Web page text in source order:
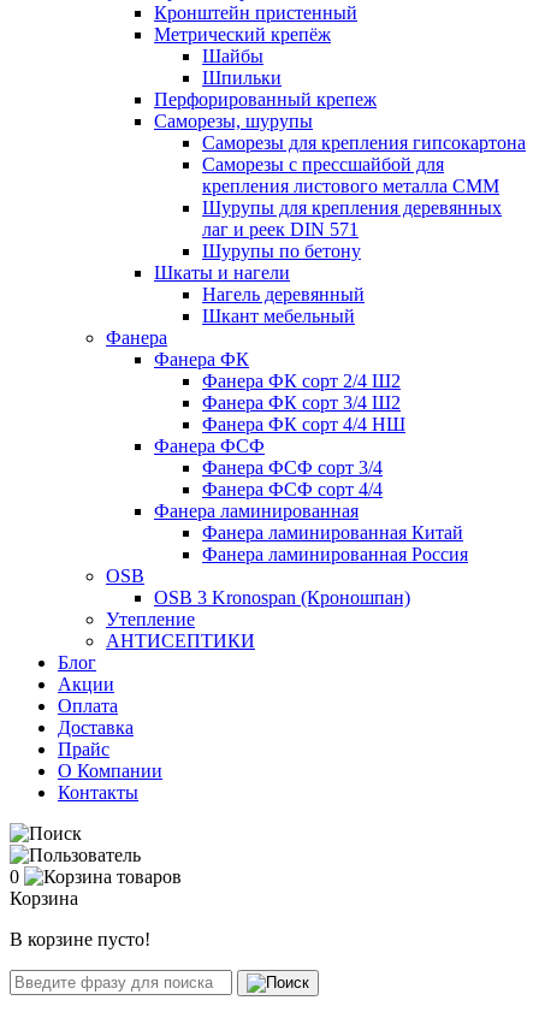
Кронштейн пристенный
Метрический крепёж
Шайбы
Шпильки
Перфорированный крепеж
Саморезы, шурупы
Саморезы для крепления гипсокартона
Саморезы с прессшайбой для
крепления листового металла СММ
Шурупы для крепления деревянных
лаг и реек DIN 571
Шурупы по бетону
Шкаты и нагели
Нагель деревянный
Шкант мебельный
Фанера
Фанера ФК
Фанера ФК сорт 2/4 Ш2
Фанера ФК сорт 3/4 Ш2
Фанера ФК сорт 4/4 НШ
Фанера ФСФ
Фанера ФСФ сорт 3/4
Фанера ФСФ сорт 4/4
Фанера ламинированная
Фанера ламинированная Китай
Фанера ламинированная Россия
OSB
OSB 3 Kronospan (Кроношпан)
Утепление
АНТИСЕПТИКИ
Блог
Акции
Оплата
Доставка
Прайс
О Компании
Контакты
0
Корзина
В корзине пусто!